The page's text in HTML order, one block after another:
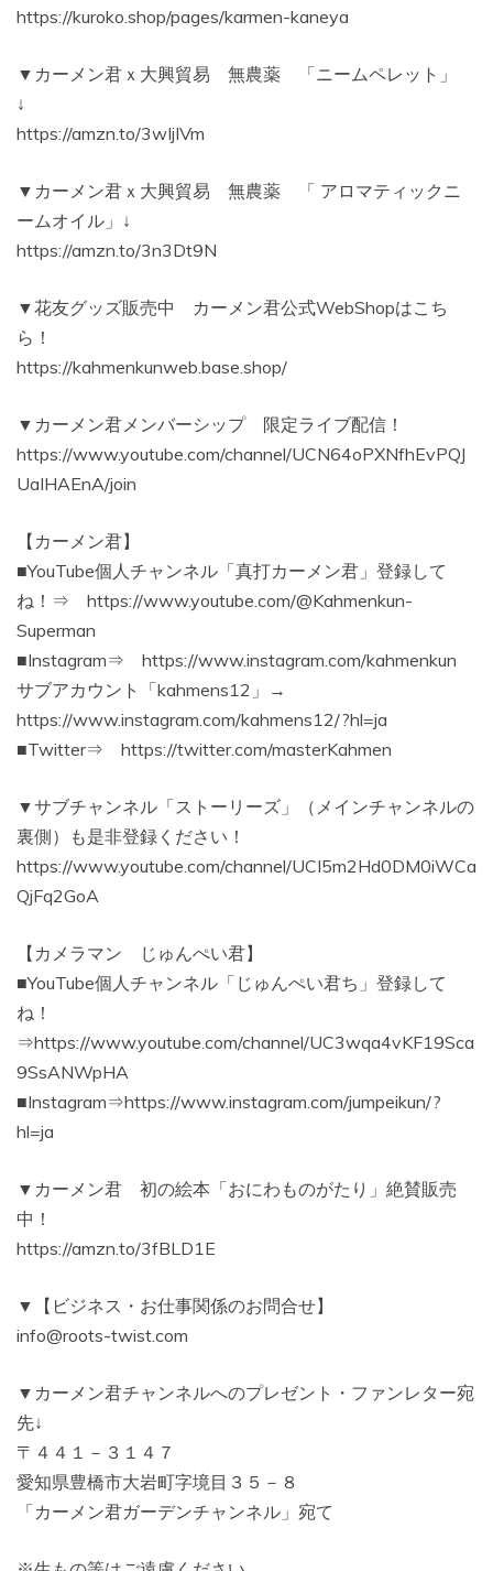
https://kuroko.shop/pages/karmen-kaneya
▼カーメン君ｘ大興貿易 無農薬 「ニームペレット」
↓
https://amzn.to/3wIjIVm
▼カーメン君ｘ大興貿易 無農薬 「 アロマティックニ
ームオイル」↓
https://amzn.to/3n3Dt9N
▼花友グッズ販売中 カーメン君公式WebShopはこち
ら！
https://kahmenkunweb.base.shop/
▼カーメン君メンバーシップ 限定ライブ配信！
https://www.youtube.com/channel/UCN64oPXNfhEvPQJ
UaIHAEnA/join
【カーメン君】
■YouTube個人チャンネル「真打カーメン君」登録して
ね！⇒ https://www.youtube.com/@Kahmenkun-
Superman
■Instagram⇒ https://www.instagram.com/kahmenkun
サブアカウント「kahmens12」→
https://www.instagram.com/kahmens12/?hl=ja
■Twitter⇒ https://twitter.com/masterKahmen
▼サブチャンネル「ストーリーズ」（メインチャンネルの
裏側）も是非登録ください！
https://www.youtube.com/channel/UCI5m2Hd0DM0iWCa
QjFq2GoA
【カメラマン じゅんぺい君】
■YouTube個人チャンネル「じゅんぺい君ち」登録して
ね！
⇒https://www.youtube.com/channel/UC3wqa4vKF19Sca
9SsANWpHA
■Instagram⇒https://www.instagram.com/jumpeikun/?
hl=ja
▼カーメン君 初の絵本「おにわものがたり」絶賛販売
中！
https://amzn.to/3fBLD1E
▼【ビジネス・お仕事関係のお問合せ】
info@roots-twist.com
▼カーメン君チャンネルへのプレゼント・ファンレター宛
先↓
〒４４１－３１４７
愛知県豊橋市大岩町字境目３５－８
「カーメン君ガーデンチャンネル」宛て